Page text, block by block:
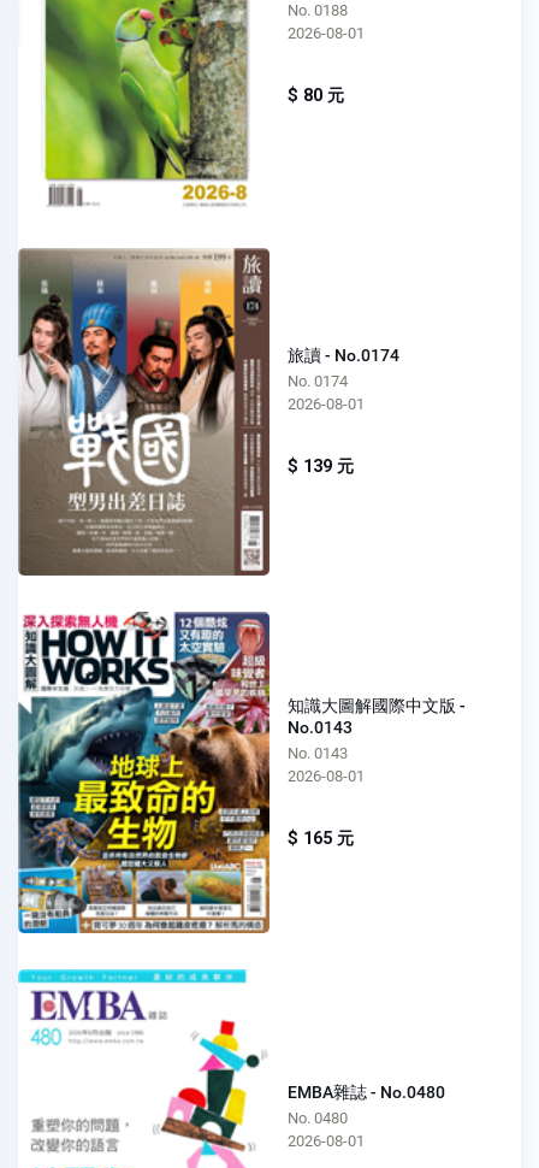
No. 0188
2026-08-01
$ 80 元
旅讀 - No.0174
No. 0174
2026-08-01
$ 139 元
知識大圖解國際中文版 -
No.0143
No. 0143
2026-08-01
$ 165 元
EMBA雜誌 - No.0480
No. 0480
2026-08-01